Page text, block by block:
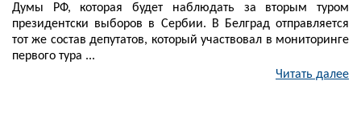
Думы РФ, которая будет наблюдать за вторым туром
президентски выборов в Сербии. В Белград отправляется
тот же состав депутатов, который участвовал в мониторинге
первого тура ...
Читать далее